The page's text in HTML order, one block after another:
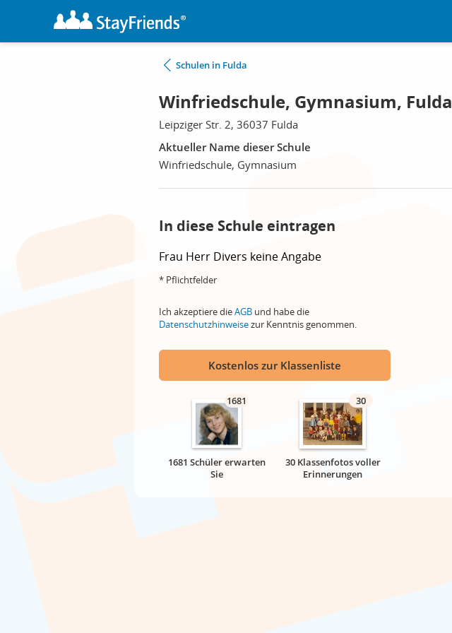
Schulen in Fulda
Winfriedschule, Gymnasium, Fulda
Leipziger Str. 2, 36037 Fulda
Aktueller Name dieser Schule
Winfriedschule, Gymnasium
In diese Schule eintragen
Frau Herr Divers keine Angabe
* Pflichtfelder
Ich akzeptiere dieAGB und habe die
Datenschutzhinweisezur Kenntnis genommen.
Kostenlos zur Klassenliste
1681
1681 Schüler erwarten
Sie
30
30 Klassenfotos voller
Erinnerungen